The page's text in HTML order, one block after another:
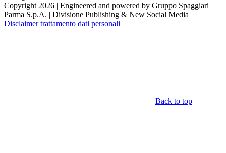
Copyright 2026 | Engineered and powered by Gruppo Spaggiari
Parma S.p.A. | Divisione Publishing & New Social Media
Disclaimer trattamento dati personali
Back to top